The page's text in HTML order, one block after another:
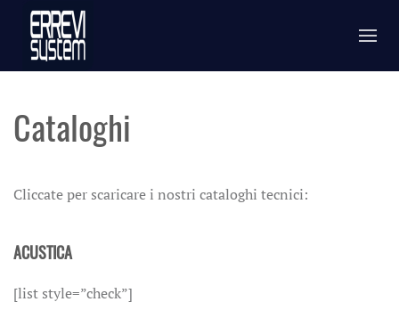
Cataloghi
Cliccate per scaricare i nostri cataloghi tecnici:
ACUSTICA
[list style=”check”]